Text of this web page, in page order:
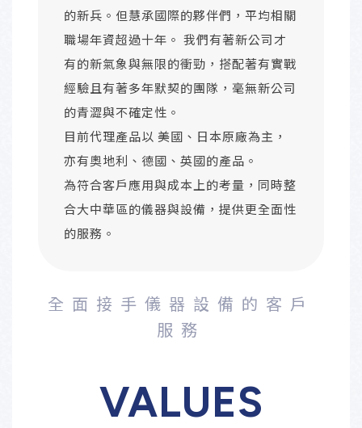
的新兵。但慧承國際的夥伴們，平均相關
職場年資超過十年。 我們有著新公司才
有的新氣象與無限的衝勁，搭配著有實戰
經驗且有著多年默契的團隊，毫無新公司
的青澀與不確定性。
目前代理產品以 美國、日本原廠為主，
亦有奧地利、德國、英國的產品。
為符合客戶應用與成本上的考量，同時整
合大中華區的儀器與設備，提供更全面性
的服務。
全面接手儀器設備的客戶
服務
VALUES